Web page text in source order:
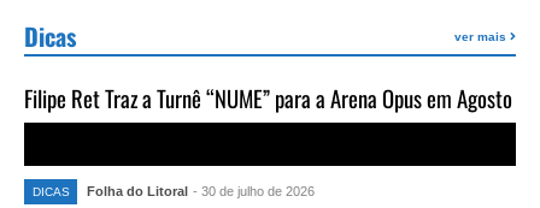
Dicas ver mais
Filipe Ret Traz a Turnê “NUME” para a Arena Opus em Agosto
DICAS Folha do Litoral - 30 de julho de 2026